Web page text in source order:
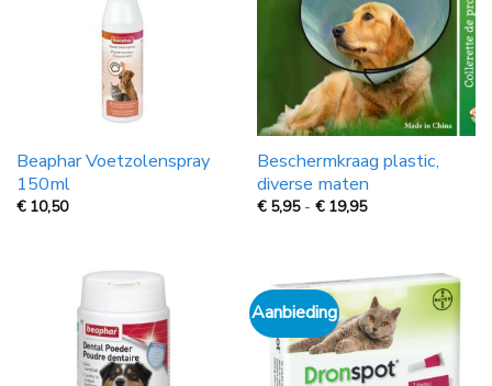
Beaphar Voetzolenspray
150ml
€ 10,50
Beschermkraag plastic,
diverse maten
€ 5,95 - € 19,95Prijsklasse:
19,95
Aanbieding